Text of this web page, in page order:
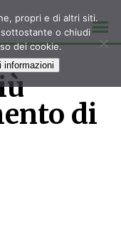
di
propri e di altri siti.
o chiudi
dei cookie.
informazioni